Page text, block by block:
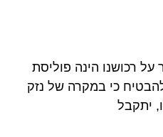
רכושנו הינה פוליסת
כי במקרה של נזק
יתקבל